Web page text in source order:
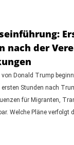
nach der
Donald Trump
ersten Stunden nach
für Migranten,
Welche Pläne verfolgt